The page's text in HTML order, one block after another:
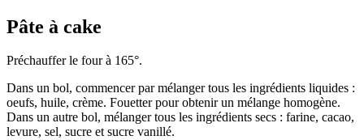
Pâte à cake
Préchauffer le four à 165°.
Dans un bol, commencer par mélanger tous les ingrédients liquides :
oeufs, huile, crème. Fouetter pour obtenir un mélange homogène.
Dans un autre bol, mélanger tous les ingrédients secs : farine, cacao,
levure, sel, sucre et sucre vanillé.